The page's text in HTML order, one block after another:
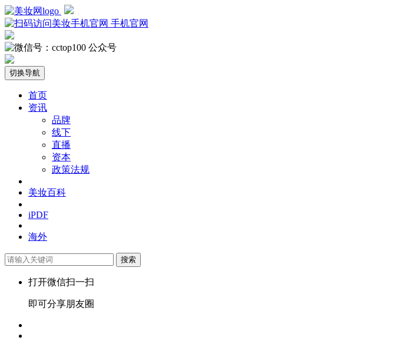
手机官网
公众号
切换导航
首页
资讯
品牌
线下
直播
资本
政策法规
美妆百科
iPDF
海外
搜索
打开微信扫一扫
即可分享朋友圈